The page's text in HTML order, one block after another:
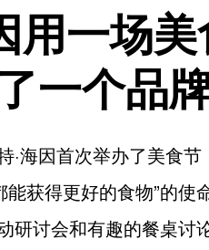
用一场
一个品
海因首次举办了美食节
获得更好的食物”的使
讨会和有趣的餐桌讨